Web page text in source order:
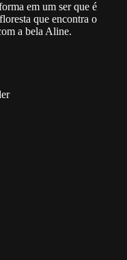
em um ser que é
que encontra o
a bela Aline.